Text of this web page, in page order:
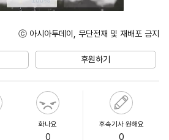
ⓒ 아시아투데이, 무단전재 및 재배포 금지
후원하기
화나요
0
후속기사 원해요
0